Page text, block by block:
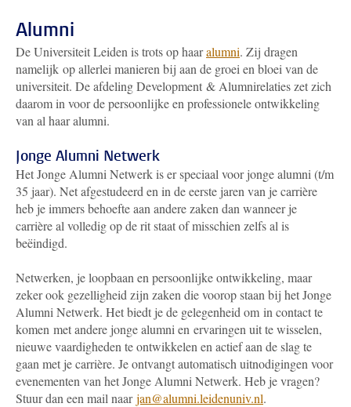
Alumni
De Universiteit Leiden is trots op haaralumni. Zij dragen
namelijk op allerlei manieren bij aan de groei en bloei van de
universiteit. De afdeling Development & Alumnirelaties zet zich
daarom in voor de persoonlijke en professionele ontwikkeling
van al haar alumni.
Jonge Alumni Netwerk
Het Jonge Alumni Netwerk is er speciaal voor jonge alumni (t/m
35 jaar). Net afgestudeerd en in de eerste jaren van je carrière
heb je immers behoefte aan andere zaken dan wanneer je
carrière al volledig op de rit staat of misschien zelfs al is
beëindigd.
Netwerken, je loopbaan en persoonlijke ontwikkeling, maar
zeker ook gezelligheid zijn zaken die voorop staan bij het Jonge
Alumni Netwerk. Het biedt je de gelegenheid om in contact te
komen met andere jonge alumni en ervaringen uit te wisselen,
nieuwe vaardigheden te ontwikkelen en actief aan de slag te
gaan met je carrière. Je ontvangt automatisch uitnodigingen voor
evenementen van het Jonge Alumni Netwerk. Heb je vragen?
Stuur dan een mail naarjan@alumni.leidenuniv.nl.